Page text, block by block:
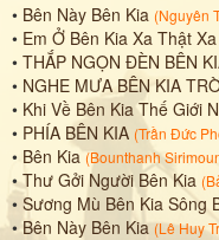
• Bên Này Bên Kia (Nguyên
• Em Ở Bên Kia Xa Thật Xa
• THẮP NGỌN ĐÈN BÊN
• NGHE MƯA BÊN KIA
• Khi Về Bên Kia Thế Giới
• PHÍA BÊN KIA (Trần Đức
• Bên Kia (Bounthanh
•Thư Gởi Người Bên Kia (
• Sương Mù Bên Kia Sông
•Bên Này Bên Kia (Lê Huy